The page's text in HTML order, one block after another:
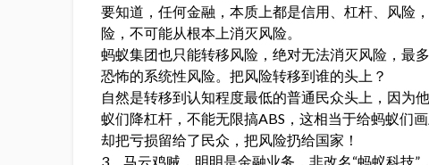
要知道，任何金融，本质上都是信用、杠杆、风险
险，不可能从根本上消灭风险。
蚂蚁集团也只能转移风险，绝对无法消灭风险，最
恐怖的系统性风险。把风险转移到谁的头上？
自然是转移到认知程度最低的普通民众头上，因为
蚁们降杠杆，不能无限搞ABS，这相当于给蚂蚁们
却把亏损留给了民众，把风险扔给国家！
3、马云鸡贼，明明是金融业务，非改名“蚂蚁科技